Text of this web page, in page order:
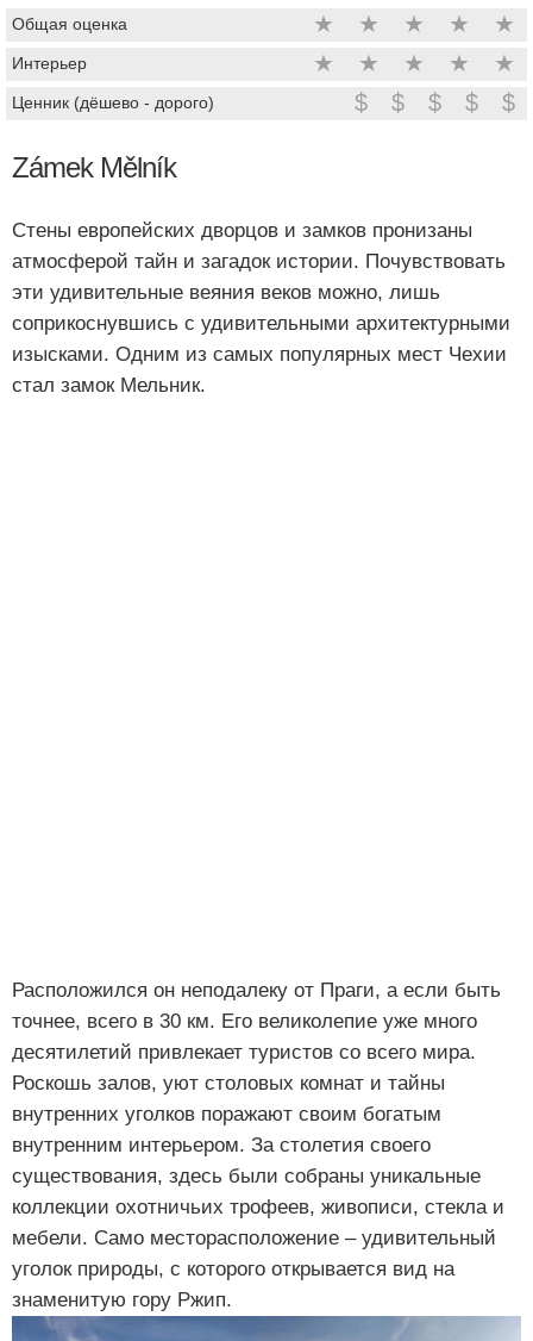
Общая оценка ★ ★ ★ ★ ★
Интерьер ★ ★ ★ ★ ★
Ценник (дёшево - дорого) $ $ $ $ $
Zámek Mělník
Стены европейских дворцов и замков пронизаны
атмосферой тайн и загадок истории. Почувствовать
эти удивительные веяния веков можно, лишь
соприкоснувшись с удивительными архитектурными
изысками. Одним из самых популярных мест Чехии
стал замок Мельник.
Расположился он неподалеку от Праги, а если быть
точнее, всего в 30 км. Его великолепие уже много
десятилетий привлекает туристов со всего мира.
Роскошь залов, уют столовых комнат и тайны
внутренних уголков поражают своим богатым
внутренним интерьером. За столетия своего
существования, здесь были собраны уникальные
коллекции охотничьих трофеев, живописи, стекла и
мебели. Само месторасположение – удивительный
уголок природы, с которого открывается вид на
знаменитую гору Ржип.